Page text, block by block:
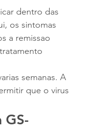
dentro das
os sintomas
a remissao
semanas. A
que o virus